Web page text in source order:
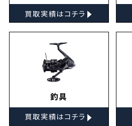
買取実績はコチラ ▸
釣具
買取実績はコチラ ▸